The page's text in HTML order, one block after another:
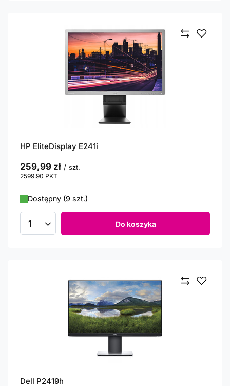
HP EliteDisplay E241i
259,99 zł / szt.
2599.90 PKT
Dostępny (9 szt.)
Ilość produktów Do koszyka
Dell P2419h